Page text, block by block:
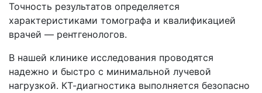
Точность результатов определяется
характеристиками томографа и квалификацией
врачей — рентгенологов.
В нашей клинике исследования проводятся
надежно и быстро с минимальной лучевой
нагрузкой. КТ-диагностика выполняется безопасно